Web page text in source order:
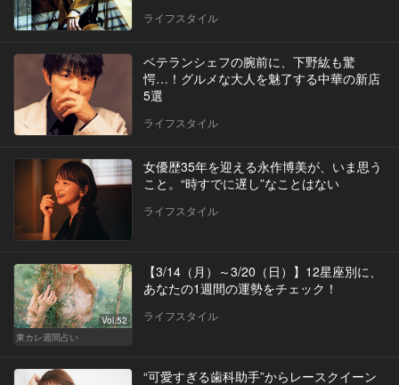
ライフスタイル
ベテランシェフの腕前に、下野紘も驚
愕…！グルメな大人を魅了する中華の新店
5選
ライフスタイル
女優歴35年を迎える永作博美が、いま思う
こと。“時すでに遅し”なことはない
ライフスタイル
Vol.52
東カレ週間占い
【3/14（月）～3/20（日）】12星座別に、
あなたの1週間の運勢をチェック！
ライフスタイル
“可愛すぎる歯科助手”からレースクイーン